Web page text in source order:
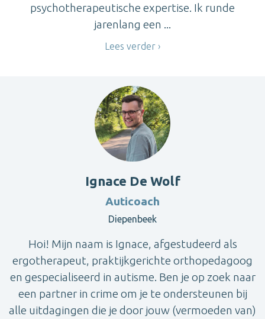
psychotherapeutische expertise. Ik runde
jarenlang een ...
Lees verder
Ignace De Wolf
Auticoach
Diepenbeek
Hoi! Mijn naam is Ignace, afgestudeerd als
ergotherapeut, praktijkgerichte orthopedagoog
en gespecialiseerd in autisme. Ben je op zoek naar
een partner in crime om je te ondersteunen bij
alle uitdagingen die je door jouw (vermoeden van)